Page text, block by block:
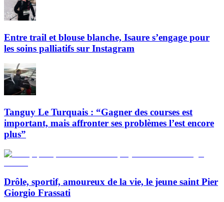
Entre trail et blouse blanche, Isaure s’engage pour
les soins palliatifs sur Instagram
Tanguy Le Turquais : “Gagner des courses est
important, mais affronter ses problèmes l’est encore
plus”
Drôle, sportif, amoureux de la vie, le jeune saint Pier
Giorgio Frassati